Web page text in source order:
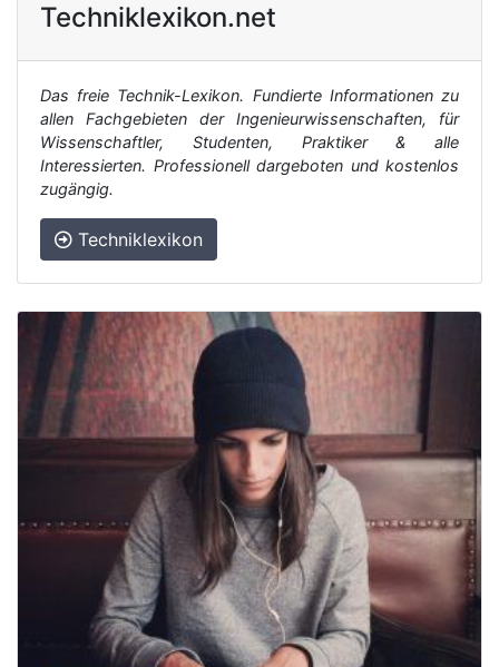
Techniklexikon.net
Das freie Technik-Lexikon. Fundierte Informationen zu
allen Fachgebieten der Ingenieurwissenschaften, für
Wissenschaftler, Studenten, Praktiker & alle
Interessierten. Professionell dargeboten und kostenlos
zugängig.
Techniklexikon